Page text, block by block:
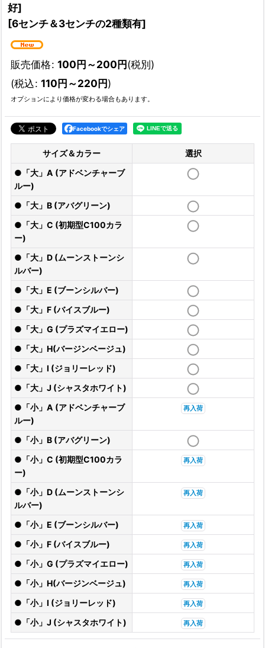
好]
[6センチ＆3センチの2種類有]
販売価格: 100円～200円(税別)
(税込: 110円～220円)
オプションにより価格が変わる場合もあります。
Facebookでシェア
サイズ＆カラー
選択
●「大」A (アドベンチャーブ
ルー)
●「大」B (アバグリーン)
●「大」C (初期型C100カラ
ー)
●「大」D (ムーンストーンシ
ルバー)
●「大」E (ブーンシルバー)
●「大」F (バイスブルー)
●「大」G (プラズマイエロー)
●「大」H(バージンベージュ)
●「大」I (ジョリーレッド)
●「大」J (シャスタホワイト)
●「小」A (アドベンチャーブ
ルー)
再入荷
●「小」B (アバグリーン)
●「小」C (初期型C100カラ
ー)
再入荷
●「小」D (ムーンストーンシ
ルバー)
再入荷
●「小」E (ブーンシルバー) 再入荷
●「小」F (バイスブルー) 再入荷
●「小」G (プラズマイエロー) 再入荷
●「小」H(バージンベージュ) 再入荷
●「小」I (ジョリーレッド) 再入荷
●「小」J (シャスタホワイト) 再入荷